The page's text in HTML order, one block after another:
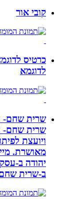
קובי אור
כרטיס לדוגמא
לדוגמא
שרית שחם-
שרית שחם-
ויועצת לפיתוח
מאושרת. ‏מייסדת
יהודה‏ ב-‏עסקים
ב-‏שרית שחם